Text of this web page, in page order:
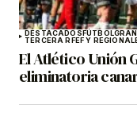
DESTACADOSFÚTBOL
TERCERA RFEF Y
El Atlético Unión
eliminatoria